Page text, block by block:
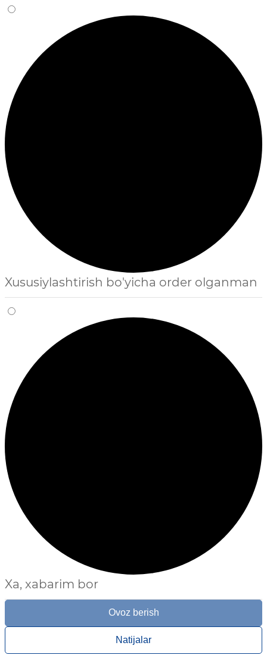
Xususiylashtirish bo'yicha order olganman
Xa, xabarim bor
Ovoz berish
Natijalar